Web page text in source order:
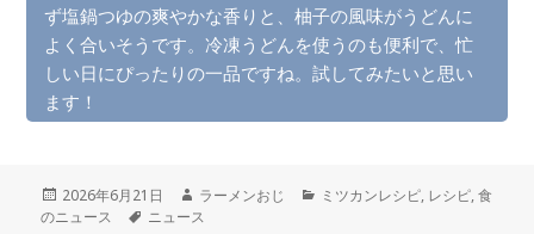
ず塩鍋つゆの爽やかな香りと、柚子の風味がうどんに
よく合いそうです。冷凍うどんを使うのも便利で、忙
しい日にぴったりの一品ですね。試してみたいと思い
ます！
投
稿
2026年6月21日
作
成
ラーメンおじ
カ
ミツカンレシピ, レシピ,食
のニュース
タ
ニュース